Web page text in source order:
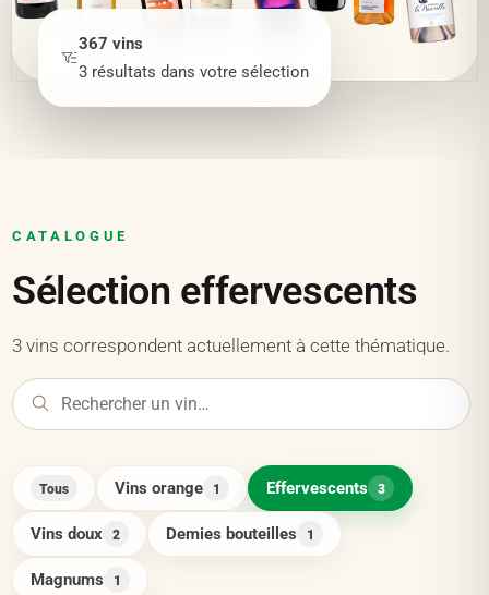
367 vins
3 résultats dans votre sélection
CATALOGUE
Sélection effervescents
3 vins correspondent actuellement à cette thématique.
Tous Vins orange 1 Effervescents 3
Vins doux 2 Demies bouteilles 1
Magnums 1